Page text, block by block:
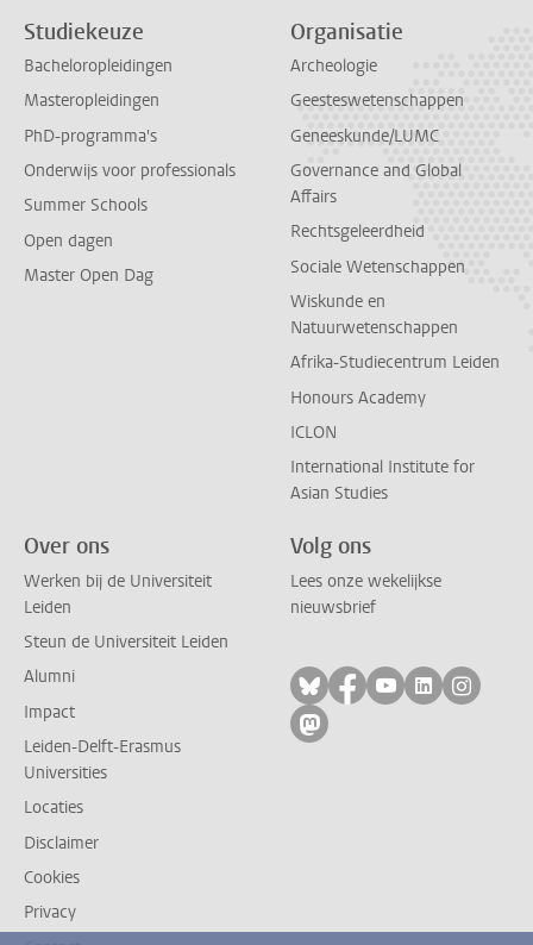
Studiekeuze
Bacheloropleidingen
Masteropleidingen
PhD-programma's
Onderwijs voor professionals
Summer Schools
Open dagen
Master Open Dag
Organisatie
Archeologie
Geesteswetenschappen
Geneeskunde/LUMC
Governance and Global
Affairs
Rechtsgeleerdheid
Sociale Wetenschappen
Wiskunde en
Natuurwetenschappen
Afrika-Studiecentrum Leiden
Honours Academy
ICLON
International Institute for
Asian Studies
Over ons
Werken bij de Universiteit
Leiden
Steun de Universiteit Leiden
Alumni
Impact
Leiden-Delft-Erasmus
Universities
Locaties
Disclaimer
Cookies
Privacy
Volg ons
Lees onze wekelijkse
nieuwsbrief
Volg ons op bluesky
Volg ons op
Volg ons op
Volg ons
Volg
Volg ons op mastodon